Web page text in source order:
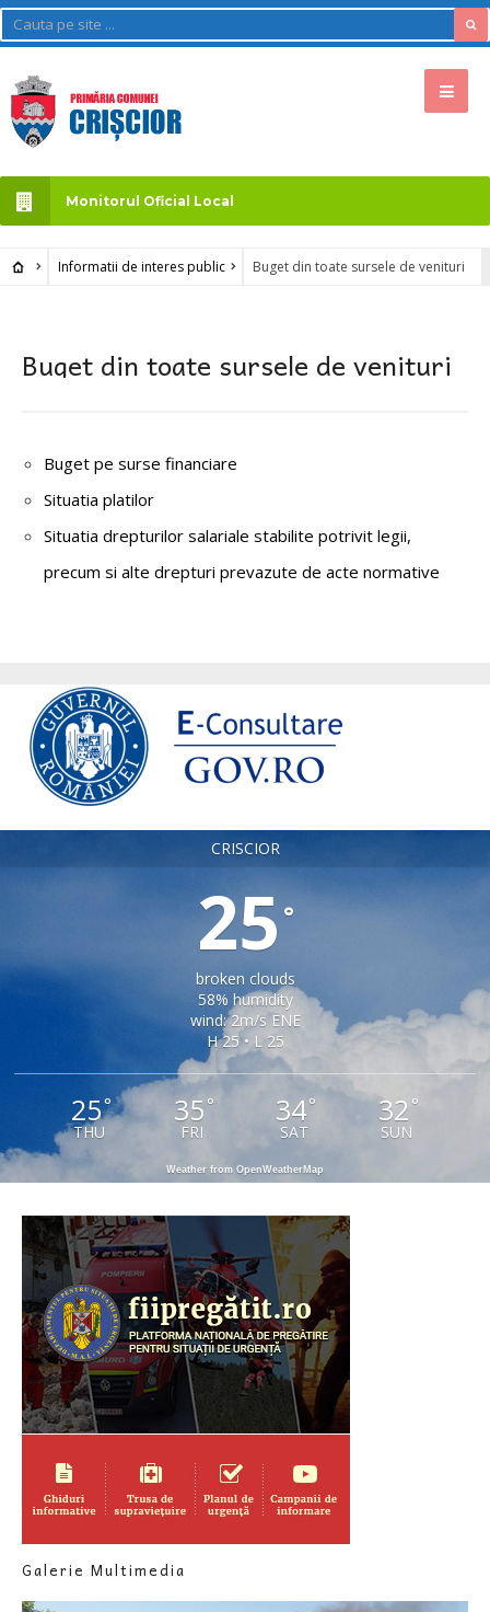
Monitorul Oficial Local
Informatii de interes public Buget din toate sursele de venituri
Buget din toate sursele de venituri
Buget pe surse financiare
Situatia platilor
Situatia drepturilor salariale stabilite potrivit legii,
precum si alte drepturi prevazute de acte normative
CRISCIOR
25°
broken clouds
58% humidity
wind: 2m/s ENE
H 25 • L 25
25°
THU
35 °
FRI
34°
SAT
32 °
SUN
Weather from OpenWeatherMap
Galerie Multimedia